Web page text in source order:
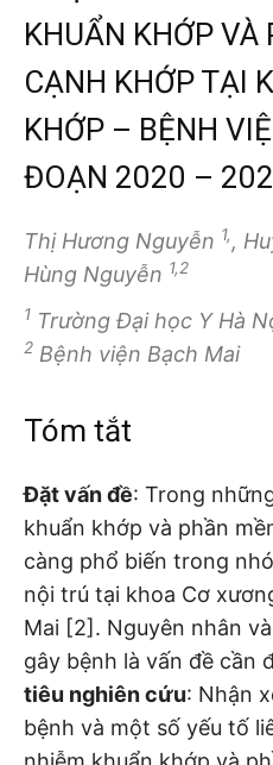
KHUẨN KHỚP VÀ
CẠNH KHỚP TẠI
KHỚP – BỆNH
ĐOẠN 2020 –
Thị Hương Nguyễn 1,,
Hùng Nguyễn 1,2
1 Trường Đại học Y Hà
2 Bệnh viện Bạch Mai
Tóm tắt
Đặt vấn đề: Trong
khuẩn khớp và phần
càng phổ biến trong
nội trú tại khoa Cơ
Mai [2]. Nguyên nhân
gây bệnh là vấn đề cần
tiêu nghiên cứu: Nhận
bệnh và một số yếu tố